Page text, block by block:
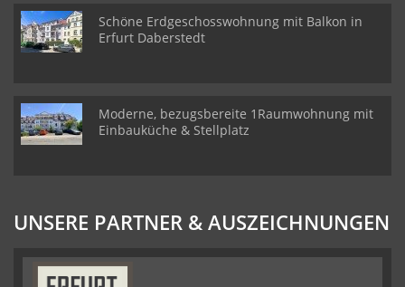
Schöne Erdgeschosswohnung mit Balkon in
Erfurt Daberstedt
Moderne, bezugsbereite 1Raumwohnung mit
Einbauküche & Stellplatz
UNSERE PARTNER & AUSZEICHNUNGEN